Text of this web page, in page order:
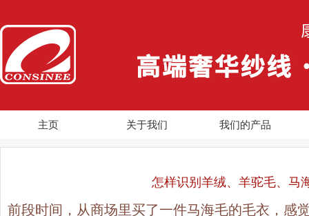
主页 关于我们 我们的产品
怎样识别羊绒、羊驼毛、马
前段时间，从商场里买了一件马海毛的毛衣，感